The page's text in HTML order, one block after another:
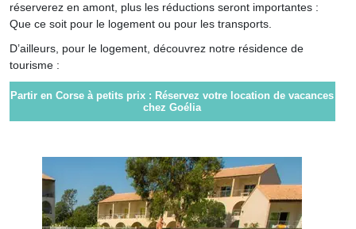
réserverez en amont, plus les réductions seront importantes :
Que ce soit pour le logement ou pour les transports.
D’ailleurs, pour le logement, découvrez notre résidence de
tourisme :
Partir en Corse à petits prix : Réservez votre location de vacances
chez Goélia